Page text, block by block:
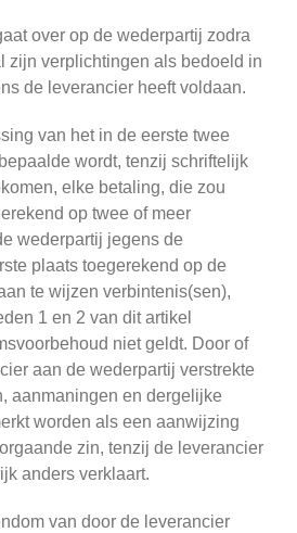
over op de wederpartij zodra
zijn verplichtingen als bedoeld in
de leverancier heeft voldaan.
van het in de eerste twee
wordt, tenzij schriftelijk
elke betaling, die zou
op twee of meer
wederpartij jegens de
plaats toegerekend op de
te wijzen verbintenis(sen),
1 en 2 van dit artikel
niet geldt. Door of
aan de wederpartij verstrekte
aanmaningen en dergelijke
worden als een aanwijzing
zin, tenzij de leverancier
anders verklaart.
van door de leverancier